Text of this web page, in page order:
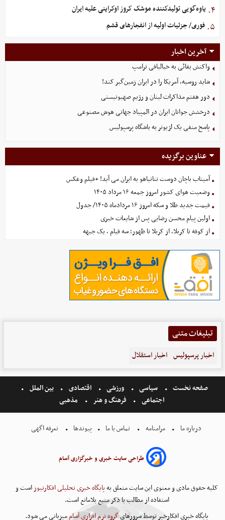
۴. یاوه‌گویی تولیدکننده موشک کروز اوکراینی علیه ایران
۵. فوری/ جزئیات اولیه از انفجارهای قشم
آخرین اخبار
واکنش بقائی به خیالبافی ترامپ
شاید روسیه، آمریکا را در ایران زمین‌گیر کند!
دور هفتم مذاکرات لبنان و رژیم صهیونیستی
درخشش جوانان ایران در المپیاد جهانی هوش مصنوعی
پاسخ منفی یک لژیونر به باشگاه پرسپولیس
عناوین برگزیده
آمیتاب باچان دوست نتانیاهو به ایران می آید! +فیلم وعکس
وضعیت هوای کشور امروز جمعه ۱۶ مرداد ۱۴۰۵
قیمت جدید طلا و سکه امروز ۱۶ مردادماه ۱۴۰۵/ جدول
اولین پیام محسن رضایی پس از شایعات خبری
از کوفه تا کربلا، از کربلا تا ظهور؛ سه قیام ، یک جبهه
تبلیغات متنی
اخبار پرسپولیس اخبار استقلال
صفحه نخست سیاسی ورزشی اقتصادی
بین الملل
اجتماعی
فرهنگ و هنر مذهبی
درباره ما مرامنامه تماس با ما پیوندها تعرفه اگهی
طراحی سایت خبری و خبرگزاری آسام
کلیه حقوق مادی و معنوی این سایت متعلق بهپایگاه خبری تحلیلی افکارنیوزاست و
استفاده از مطالب با ذکر منبع بلامانع است.
پایگاه خبری افکارخبر توسط سرورهایگروه نرم افزاری آساممیزبانی می شود.